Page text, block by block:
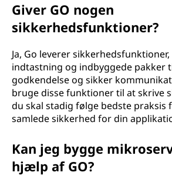
Giver GO nogen
sikkerhedsfunktioner?
Ja, Go leverer
indtastning og indbyggede pakker
godkendelse og sikker
bruge disse funktioner til at skrive
du skal stadig følge bedste praksis
samlede sikkerhed for din
Kan jeg bygge
hjælp af GO?